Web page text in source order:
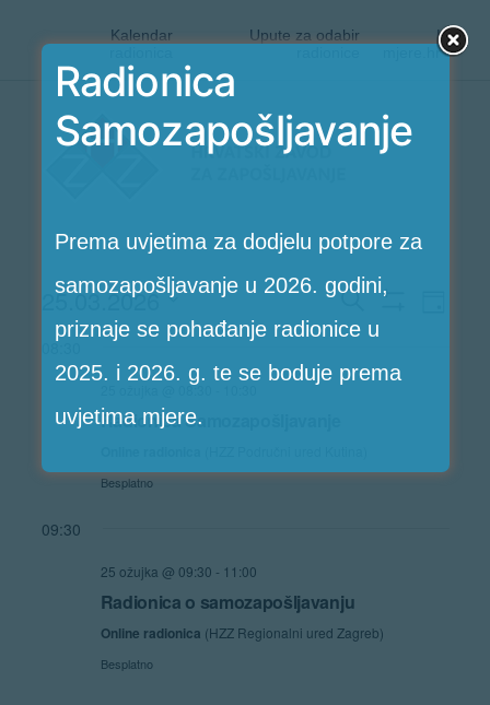
Kalendar
Upute za odabir
|
mjere.hr
Preskoči
Radionice
Search
Search
25.03.2026
Odaberite
datum.
08:30
25 ožujka @ 08:30
Radionica Samozapošljavanje
Besplatno
09:30
25 ožujka @ 09:30 - 11:00
Radionica o samozapošljavanju
Online radionica (HZZ Regionalni ured Zagreb)
Besplatno
Radionica
Samozapošljavanje
Prema uvjetima za dodjelu potpore za
samozapošljavanje u 2026. godini,
priznaje se pohađanje radionice u
2025. i 2026. g. te se boduje prema
uvjetima mjere.